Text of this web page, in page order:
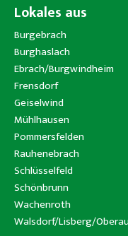
Lokales aus
Burgebrach
Burghaslach
Ebrach/Burgwindheim
Frensdorf
Geiselwind
Mühlhausen
Pommersfelden
Rauhenebrach
Schlüsselfeld
Schönbrunn
Wachenroth
Walsdorf/Lisberg/